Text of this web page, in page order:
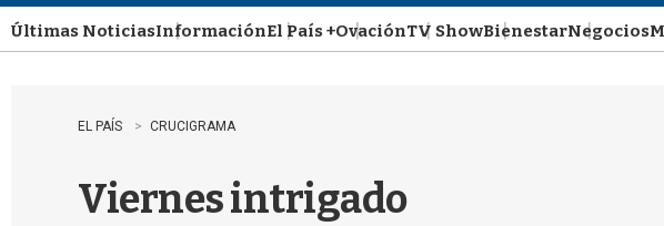
u
Últimas NoticiasInformaciónEl País +OvaciónTV ShowBienestarNegocios
EL PAÍS CRUCIGRAMA
Viernes intrigado